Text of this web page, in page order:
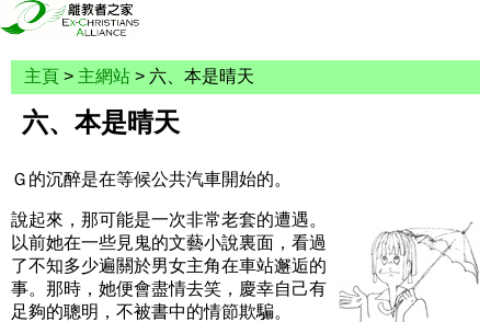
主頁 > 主網站 > 六、本是晴天
六、本是晴天
Ｇ的沉醉是在等候公共汽車開始的。
說起來，那可能是一次非常老套的遭遇。
以前她在一些見鬼的文藝小說裏面，看過
了不知多少遍關於男女主角在車站邂逅的
事。那時，她便會盡情去笑，慶幸自己有
足夠的聰明，不被書中的情節欺騙。